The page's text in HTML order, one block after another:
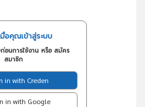
อคุณเข้าสู่ระบบ
อนการใช้งาน หรือ สมัคร
สมาชิก
in with Creden
in with Google